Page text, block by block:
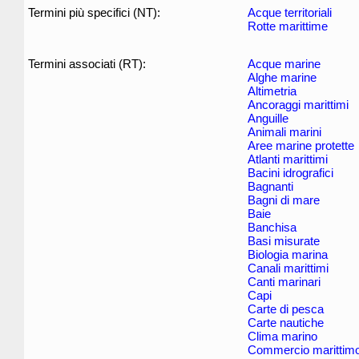
Termini più specifici (NT):
Acque territoriali
Rotte marittime
Termini associati (RT):
Acque marine
Alghe marine
Altimetria
Ancoraggi marittimi
Anguille
Animali marini
Aree marine protette
Atlanti marittimi
Bacini idrografici
Bagnanti
Bagni di mare
Baie
Banchisa
Basi misurate
Biologia marina
Canali marittimi
Canti marinari
Capi
Carte di pesca
Carte nautiche
Clima marino
Commercio